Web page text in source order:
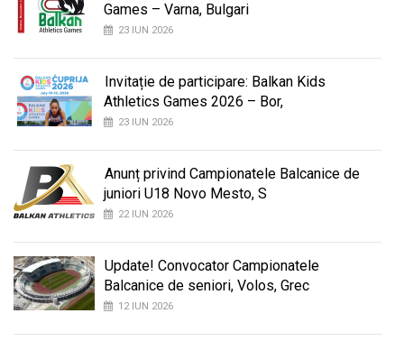
Games – Varna, Bulgari
23 IUN 2026
Invitație de participare: Balkan Kids
Athletics Games 2026 – Bor,
23 IUN 2026
Anunț privind Campionatele Balcanice de
juniori U18 Novo Mesto, S
22 IUN 2026
Update! Convocator Campionatele
Balcanice de seniori, Volos, Grec
12 IUN 2026